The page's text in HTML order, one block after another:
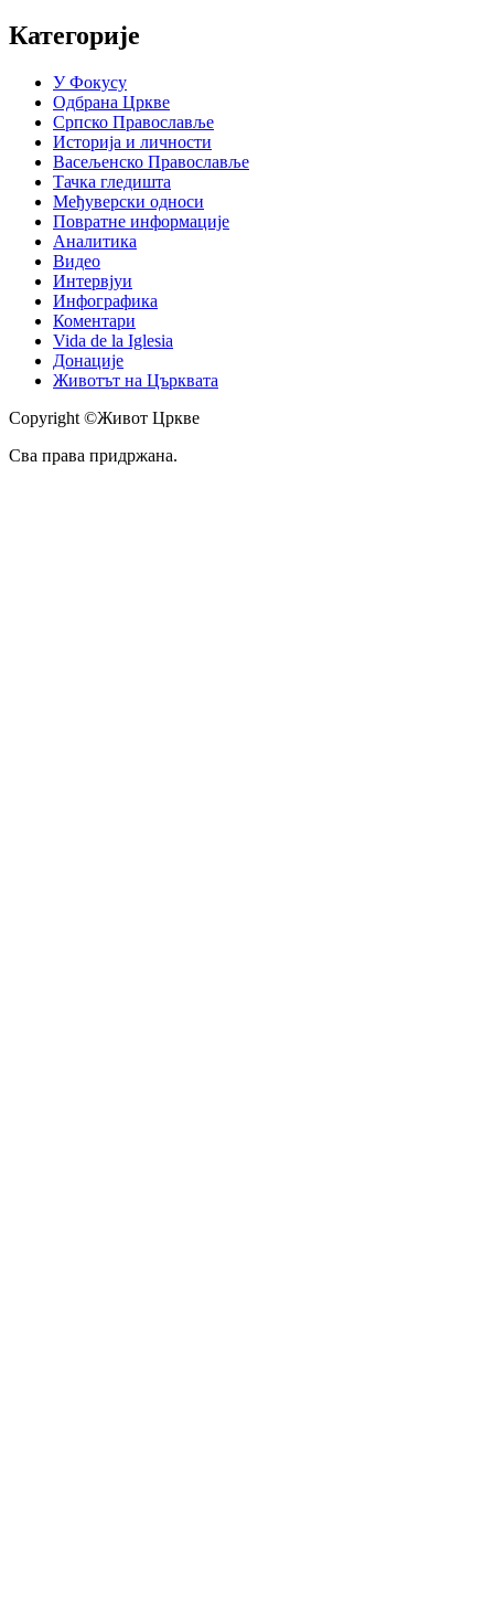
Категорије
У Фокусу
Одбрана Цркве
Српско Православље
Историја и личности
Васељенско Православље
Тачка гледишта
Међуверски односи
Повратне информације
Аналитика
Видео
Интервјуи
Инфографика
Коментари
Vida de la Iglesia
Донације
Животът на Църквата
Copyright ©Живот Цркве
Сва права придржана.